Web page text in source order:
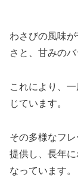
わさびの風味
さと、甘みのバ
これにより、
じています。
その多様なフ
提供し、長年
なっています。